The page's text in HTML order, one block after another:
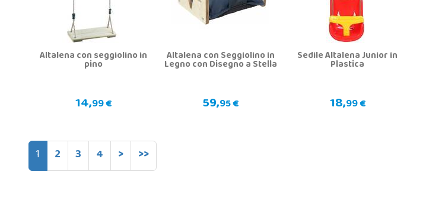
Altalena con seggiolino in
pino
14,99 €
Altalena con Seggiolino in
Legno con Disegno a Stella
59,95 €
Sedile Altalena Junior in
Plastica
18,99 €
1 2 3 4 > >>